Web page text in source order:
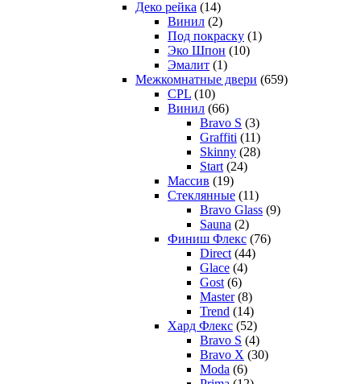
Деко рейка (14)
Винил (2)
Под покраску (1)
Эко Шпон (10)
Эмалит (1)
Межкомнатные двери (659)
CPL (10)
Винил (66)
Bravo S (3)
Graffiti (11)
Skinny (28)
Start (24)
Массив (19)
Стеклянные (11)
Bravo Glass (9)
Sauna (2)
Финиш Флекс (76)
Direct (44)
Glace (4)
Gost (6)
Master (8)
Trend (14)
Хард Флекс (52)
Bravo S (4)
Bravo X (30)
Moda (6)